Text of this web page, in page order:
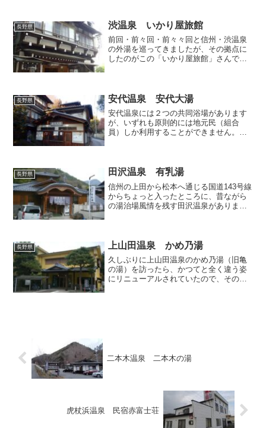
設を目当てに七味を訪れ...
長野県 渋温泉 いかり屋旅館
前回・前々回・前々々回と信州・渋温泉
の外湯を巡ってきましたが、その拠点に
したのがこの「いかり屋旅館」さんで
す。ご覧の通り決して大きな宿...
長野県 安代温泉 安代大湯
安代温泉には２つの共同浴場があります
が、いずれも原則的には地元民（組合
員）しか利用することができません。し
り上げた「安代館」にて宿泊...
長野県 田沢温泉 有乳湯
信州の上田から松本へ通じる国道143号線
からちょっと入ったところに、昔ながら
の湯治場風情を残す田沢温泉がありま
感じさせる重厚な木造の...
長野県 上山田温泉 かめ乃湯
久しぶりに上山田温泉のかめ乃湯（旧亀
の湯）を訪ったら、かつてと全く違う姿
にリニューアルされていたので、その驚
二本木温泉 二本木の湯
虎杖浜温泉 民宿赤富士荘